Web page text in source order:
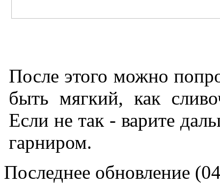
После этого можно
быть мягкий, как
Если не так - варите
гарниром.
Последнее обновление